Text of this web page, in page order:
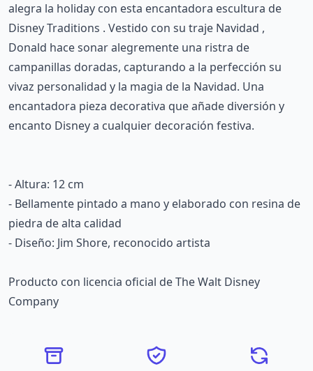
alegra la holiday con esta encantadora escultura de
Disney Traditions . Vestido con su traje Navidad ,
Donald hace sonar alegremente una ristra de
campanillas doradas, capturando a la perfección su
vivaz personalidad y la magia de la Navidad. Una
encantadora pieza decorativa que añade diversión y
encanto Disney a cualquier decoración festiva.
- Altura: 12 cm
- Bellamente pintado a mano y elaborado con resina de
piedra de alta calidad
- Diseño: Jim Shore, reconocido artista
Producto con licencia oficial de The Walt Disney
Company